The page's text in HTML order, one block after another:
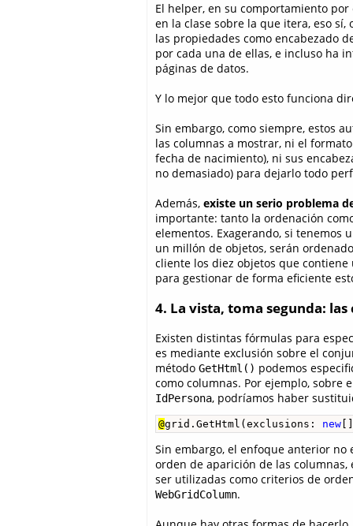
El helper, en su comportamiento
en la clase sobre la que itera, eso
las propiedades como encabezado
por cada una de ellas, e incluso ha
páginas de datos.
Y lo mejor que todo esto funciona
Sin embargo, como siempre, estos
las columnas a mostrar, ni el
fecha de nacimiento), ni sus
no demasiado) para dejarlo todo
Además, existe un serio problema
importante: tanto la ordenación
elementos. Exagerando, si tenemos
un millón de objetos, serán
cliente los diez objetos que
para gestionar de forma eficiente
4. La vista, toma segunda:
Existen distintas fórmulas para
es mediante exclusión sobre el
método GetHtml() podemos
como columnas. Por ejemplo,
IdPersona, podríamos haber
@grid.GetHtml(exclusions: new
Sin embargo, el enfoque anterior
orden de aparición de las
ser utilizadas como criterios de
WebGridColumn.